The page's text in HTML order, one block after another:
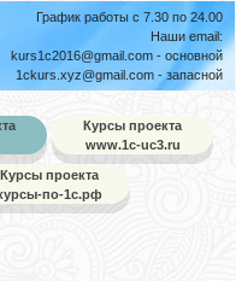
График работы с 7.30 по 24.00
Наши email:
kurs1c2016@gmail.com - основной
1ckurs.xyz@gmail.com - запасной
Курсы проекта
www.1c-uc3.ru
Курсы проекта
по-1с.рф